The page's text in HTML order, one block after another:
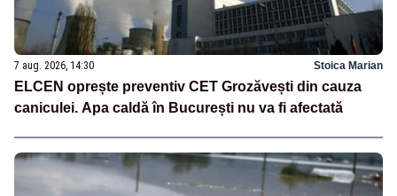
7 aug. 2026, 14:30 Stoica Marian
ELCEN oprește preventiv CET Grozăvești din cauza
caniculei. Apa caldă în București nu va fi afectată